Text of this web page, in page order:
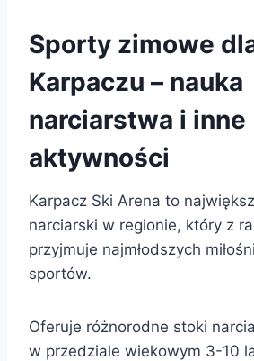
Sporty zimowe
Karpaczu – nauka
narciarstwa i inne
aktywności
Karpacz Ski Arena to
narciarski w regionie, który z
przyjmuje najmłodszych
sportów.
Oferuje różnorodne stoki
w przedziale wiekowym 3-10